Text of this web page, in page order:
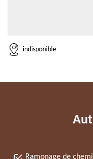
indisponible
Ramonage de